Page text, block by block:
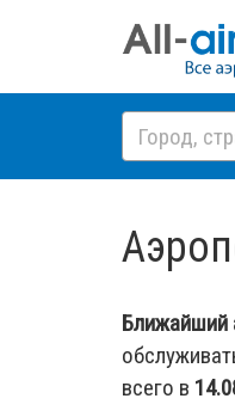
Ближайший
всего в